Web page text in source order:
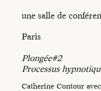
une salle de
Paris
Plongée#2
Processus
Catherine Contour